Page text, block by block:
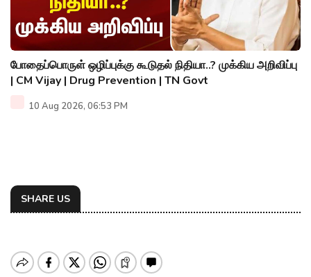
போதைப்பொருள் ஒழிப்புக்கு கூடுதல் நிதியா..? முக்கிய அறிவிப்பு
| CM Vijay | Drug Prevention | TN Govt
10 Aug 2026, 06:53 PM
SHARE US